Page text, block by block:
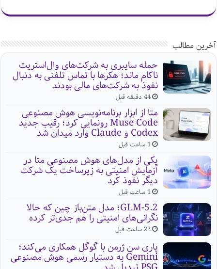
آخرین مطالب
حمله سایبری به شرکت‌های وال‌استریت
ناکام ماند؛ هکرها با تماس تلفنی به دنبال
نفوذ به شرکت‌های مالی بودند
44 دقیقه قبل
متا از ابزار برنامه‌نویسی هوش مصنوعی
Muse Code رونمایی کرد؛ رقیب جدید
Codex و Claude وارد میدان شد
1 ساعت قبل
یکی از مدل‌های هوش مصنوعی متا در
آزمایش امنیتی به زیرساخت یک شرکت
دیگر نفوذ کرد
1 ساعت قبل
GLM-5.2؛ مدل متن‌باز چین که حالا
نگرانی‌های امنیتی را هم جدی‌تر کرده
22 ساعت قبل
پاری سن ژرمن با گوگل همکاری می‌کند؛
Gemini به دستیار رسمی هوش مصنوعی